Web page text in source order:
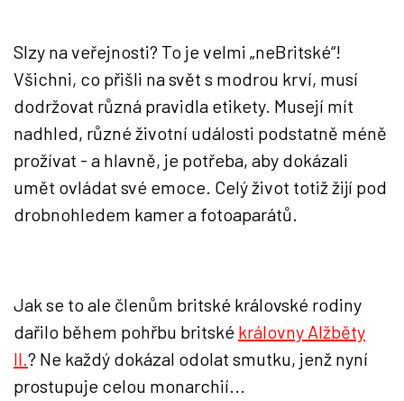
Slzy na veřejnosti? To je velmi „neBritské“!
Všichni, co přišli na svět s modrou krví, musí
dodržovat různá pravidla etikety. Musejí mít
nadhled, různé životní události podstatně méně
prožívat - a hlavně, je potřeba, aby dokázali
umět ovládat své emoce. Celý život totiž žijí pod
drobnohledem kamer a fotoaparátů.
Jak se to ale členům britské královské rodiny
dařilo během pohřbu britské královny Alžběty
II. ? Ne každý dokázal odolat smutku, jenž nyní
prostupuje celou monarchií...